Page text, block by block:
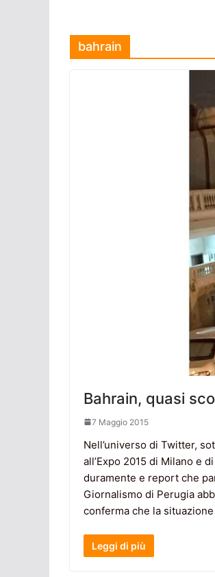
bahrain
Bahrain, quasi
7 Maggio 2015
Nell’universo di Twitter,
all’Expo 2015 di Milano e
duramente e report che
Giornalismo di Perugia
conferma che la
Leggi di più